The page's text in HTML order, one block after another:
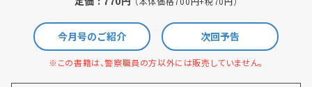
今月号のご紹介 次回予告
※この書籍は、警察職員の方以外には販売していません。